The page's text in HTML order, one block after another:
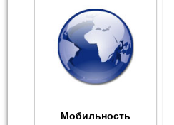
Мобильность